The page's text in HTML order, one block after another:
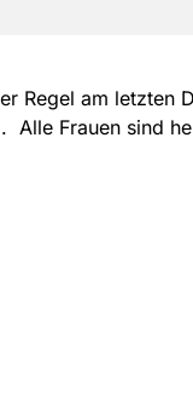
Regel am letzten
Alle Frauen sind